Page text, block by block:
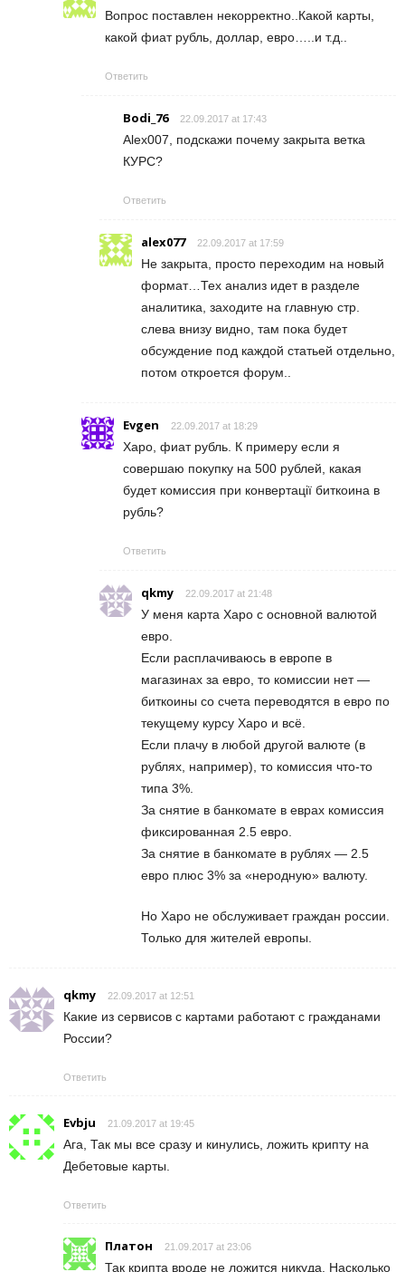
Вопрос поставлен некорректно..Какой карты,
какой фиат рубль, доллар, евро…..и т.д..
Ответить
Bodi_76 22.09.2017 at 17:43
Alex007, подскажи почему закрыта ветка
КУРС?
Ответить
alex077 22.09.2017 at 17:59
Не закрыта, просто переходим на новый
формат…Тех анализ идет в разделе
аналитика, заходите на главную стр.
слева внизу видно, там пока будет
обсуждение под каждой статьей отдельно,
потом откроется форум..
Evgen 22.09.2017 at 18:29
Xapo, фиат рубль. К примеру если я
совершаю покупку на 500 рублей, какая
будет комиссия при конвертації биткоина в
рубль?
Ответить
qkmy 22.09.2017 at 21:48
У меня карта Харо с основной валютой
евро.
Если расплачиваюсь в европе в
магазинах за евро, то комиссии нет —
биткоины со счета переводятся в евро по
текущему курсу Харо и всё.
Если плачу в любой другой валюте (в
рублях, например), то комиссия что-то
типа 3%.
За снятие в банкомате в еврах комиссия
фиксированная 2.5 евро.
За снятие в банкомате в рублях — 2.5
евро плюс 3% за «неродную» валюту.
Но Xapo не обслуживает граждан россии.
Только для жителей европы.
qkmy 22.09.2017 at 12:51
Какие из сервисов с картами работают с гражданами
России?
Ответить
Evbju 21.09.2017 at 19:45
Ага, Так мы все сразу и кинулись, ложить крипту на
Дебетовые карты.
Ответить
Платон 21.09.2017 at 23:06
Так крипта вроде не ложится никуда. Насколько